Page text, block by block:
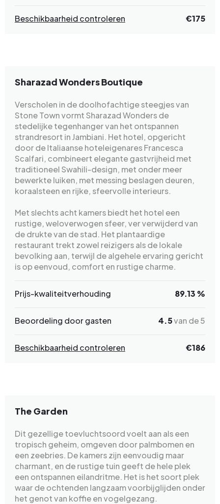
Beschikbaarheid controleren €175
Sharazad Wonders Boutique
Verscholen in de doolhofachtige steegjes van
Stone Town vormt Sharazad Wonders de
stedelijke tegenhanger van het ontspannen
strandresort in Jambiani. Het hotel, opgericht
door de Italiaanse hoteleigenares Francesca
Scalfari, combineert elegante gastvrijheid met
traditioneel Swahili-design, met onder meer
bewerkte luiken, met messing beslagen deuren,
koraalsteen en rijke, sfeervolle interieurs.
Met slechts acht kamers biedt het hotel een
rustige, weloverwogen sfeer, ver verwijderd van
de drukte van de stad. Het plantaardige
restaurant trekt zowel reizigers als de lokale
bevolking aan, terwijl de algehele ervaring gericht
is op eenvoud, comfort en rustige charme.
Prijs-kwaliteitverhouding 89.13 %
Beoordeling door gasten 4.5van de 5
Beschikbaarheid controleren €186
The Garden
Dit gezellige toevluchtsoord voelt aan als een
tropisch geheim, omgeven door palmbomen en
een zeebries. De kamers zijn eenvoudig maar
charmant, en de rustige tuin geeft de hele plek
een ontspannen eilandritme. Het is het soort plek
waar de ochtenden langzaam voorbijglijden onder
het genot van koffie en vogelgezang.